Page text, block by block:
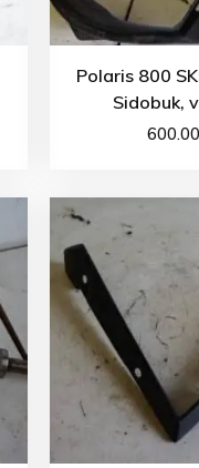
Polaris 800
Sidobuk,
600.00